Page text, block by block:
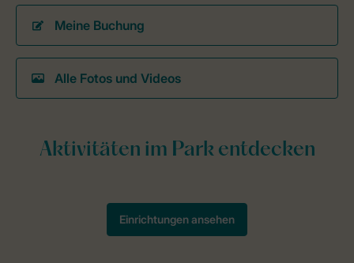
Meine Buchung
Alle Fotos und Videos